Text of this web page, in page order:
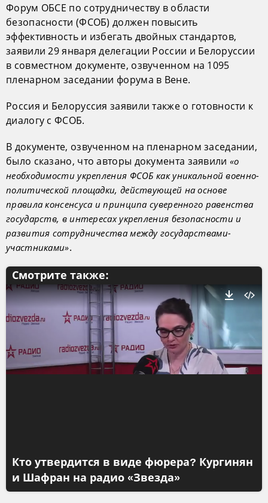
Форум ОБСЕ по сотрудничеству в области
безопасности (ФСОБ) должен повысить
эффективность и избегать двойных стандартов,
заявили 29 января делегации России и Белоруссии
в совместном документе, озвученном на 1095
пленарном заседании форума в Вене.
Россия и Белоруссия заявили также о готовности к
диалогу с ФСОБ.
В документе, озвученном на пленарном заседании,
было сказано, что авторы документа заявили «о
необходимости укрепления ФСОБ как уникальной военно-
политической площадки, действующей на основе
правила консенсуса и принципа суверенного равенства
государств, в интересах укрепления безопасности и
развития сотрудничества между государствами-
участниками».
Смотрите также:
Кто утвердится в виде фюрера? Кургинян
и Шафран на радио «Звезда»